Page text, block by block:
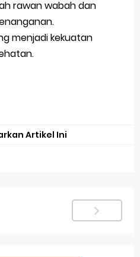
rawan wabahdan
menjadi kekuatan
Artikel Ini